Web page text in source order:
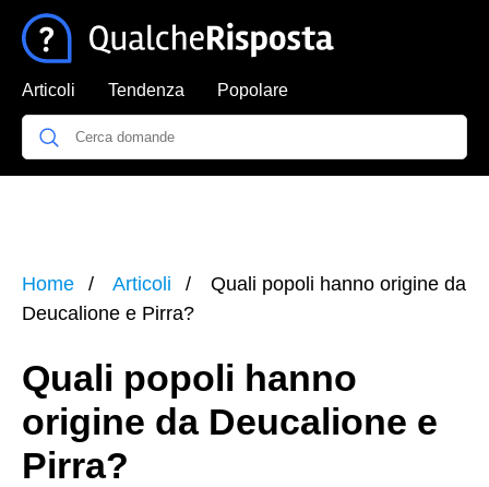
Articoli Tendenza Popolare
Home Articoli
Quali popoli hanno origine da
Deucalione e Pirra?
Quali popoli hanno
origine da Deucalione e
Pirra?